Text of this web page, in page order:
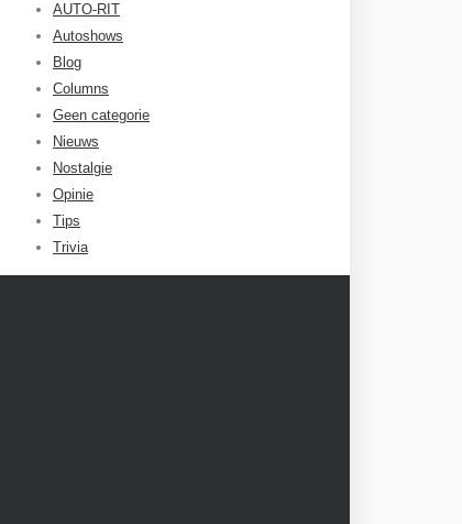
AUTO-RIT
Autoshows
Blog
Columns
Geen categorie
Nieuws
Nostalgie
Opinie
Tips
Trivia